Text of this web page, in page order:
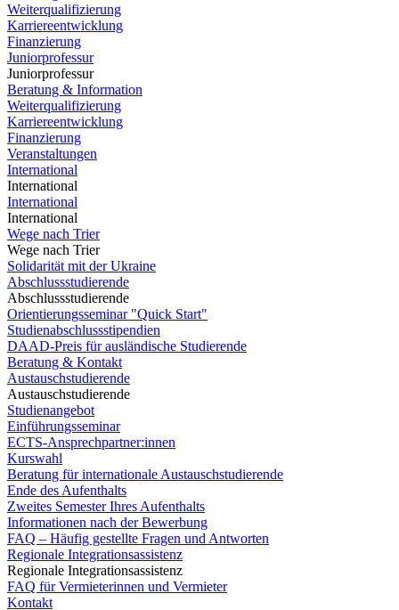
Weiterqualifizierung
Karriereentwicklung
Finanzierung
Juniorprofessur
Juniorprofessur
Beratung & Information
Weiterqualifizierung
Karriereentwicklung
Finanzierung
Veranstaltungen
International
International
International
International
Wege nach Trier
Wege nach Trier
Solidarität mit der Ukraine
Abschlussstudierende
Abschlussstudierende
Orientierungsseminar "Quick Start"
Studienabschlussstipendien
DAAD-Preis für ausländische Studierende
Beratung & Kontakt
Austauschstudierende
Austauschstudierende
Studienangebot
Einführungsseminar
ECTS-Ansprechpartner:innen
Kurswahl
Beratung für internationale Austauschstudierende
Ende des Aufenthalts
Zweites Semester Ihres Aufenthalts
Informationen nach der Bewerbung
FAQ – Häufig gestellte Fragen und Antworten
Regionale Integrationsassistenz
Regionale Integrationsassistenz
FAQ für Vermieterinnen und Vermieter
Kontakt